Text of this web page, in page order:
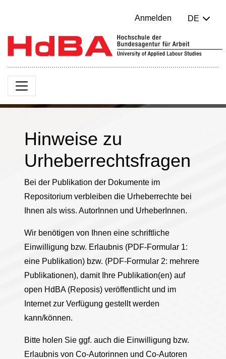
Anmelden DE
Hinweise zu
Urheberrechtsfragen
Bei der Publikation der Dokumente im
Repositorium verbleiben die Urheberrechte bei
Ihnen als wiss. AutorInnen und UrheberInnen.
Wir benötigen von Ihnen eine schriftliche
Einwilligung bzw. Erlaubnis (PDF-Formular 1:
eine Publikation) bzw. (PDF-Formular 2: mehrere
Publikationen), damit Ihre Publikation(en) auf
open HdBA (Reposis) veröffentlicht und im
Internet zur Verfügung gestellt werden
kann/können.
Bitte holen Sie ggf. auch die Einwilligung bzw.
Erlaubnis von Co-Autorinnen und Co-Autoren